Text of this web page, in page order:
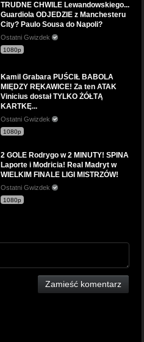
TRUDNE CHWILE Lewandowskiego...
Guardiola ODJEDZIE z Manchesteru
City? Paulo Sousa do Napoli?
Ostatni Gwizdek
1080p
Kamil Grabara PUŚCIŁ BABOLA
MIĘDZY RĘKAWICE! Za ten ATAK
Vinicius dostał TYLKO ŻÓŁTĄ
KARTKĘ...
Ostatni Gwizdek
1080p
2 GOLE Rodrygo w 2 MINUTY! SPINA
Laporte i Modricia! Real Madryt w
WIELKIM FINALE LIGI MISTRZÓW!
Ostatni Gwizdek
1080p
Zamieść komentarz